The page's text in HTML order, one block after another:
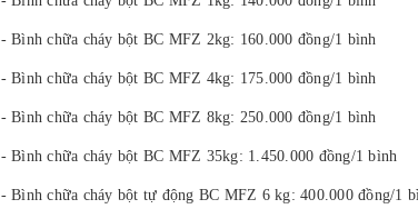
- Bình chữa cháy bột BC MFZ 2kg: 160.000 đồng/1 bình
- Bình chữa cháy bột BC MFZ 4kg: 175.000 đồng/1 bình
- Bình chữa cháy bột BC MFZ 8kg: 250.000 đồng/1 bình
- Bình chữa cháy bột BC MFZ 35kg: 1.450.000 đồng/1 bình
- Bình chữa cháy bột tự động BC MFZ 6 kg: 400.000 đồng/1